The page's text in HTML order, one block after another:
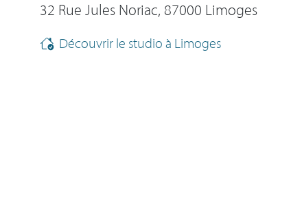
32 Rue Jules Noriac, 87000 Limoges
Découvrir le studio à Limoges